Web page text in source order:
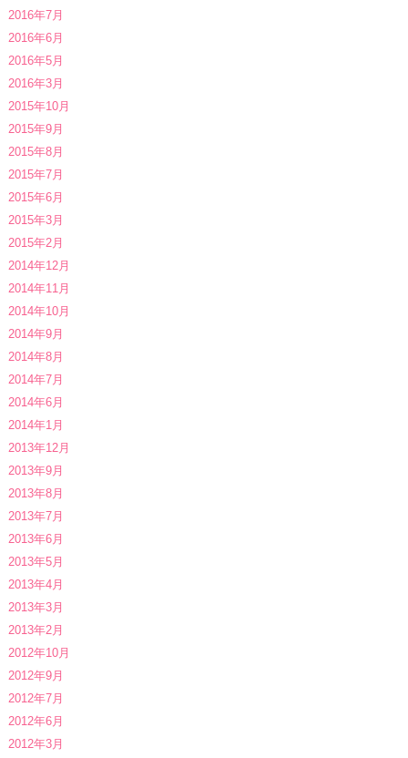
2016年7月
2016年6月
2016年5月
2016年3月
2015年10月
2015年9月
2015年8月
2015年7月
2015年6月
2015年3月
2015年2月
2014年12月
2014年11月
2014年10月
2014年9月
2014年8月
2014年7月
2014年6月
2014年1月
2013年12月
2013年9月
2013年8月
2013年7月
2013年6月
2013年5月
2013年4月
2013年3月
2013年2月
2012年10月
2012年9月
2012年7月
2012年6月
2012年3月